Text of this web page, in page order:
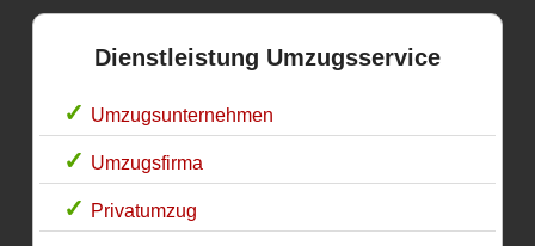
Dienstleistung Umzugsservice
Umzugsunternehmen
Umzugsfirma
Privatumzug